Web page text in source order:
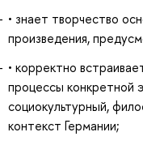
• знает творчество
произведения,
• корректно
процессы конкретной
социокультурный,
контекст Германии;